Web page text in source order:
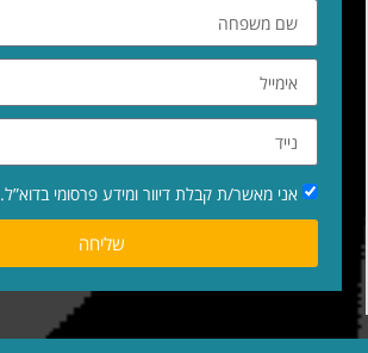
אני מאשר/ת קבלת דיוור ומידע פרסומי בדוא”ל.
שליחה